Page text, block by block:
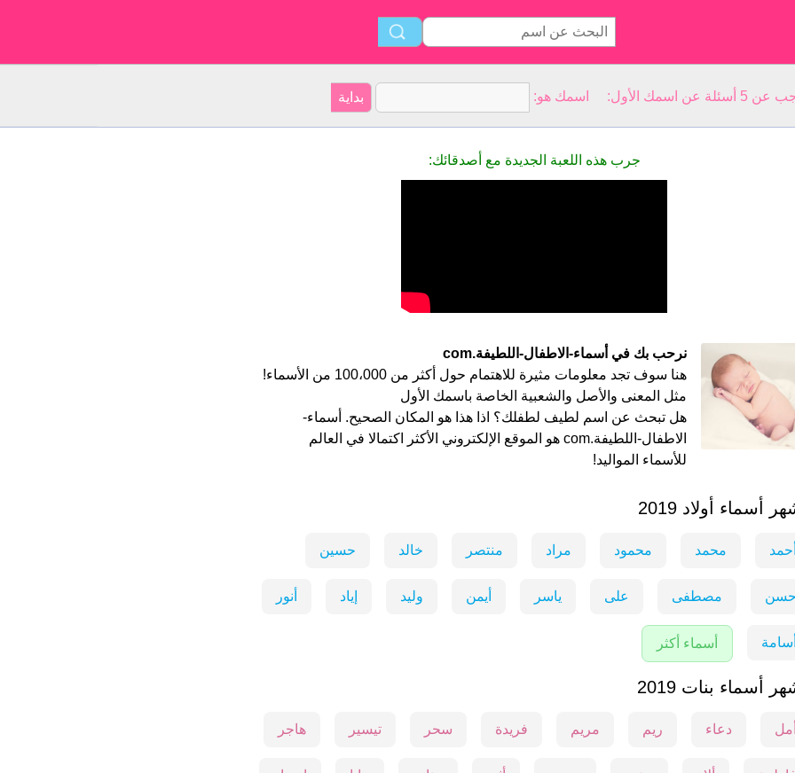
الأول: اسمك هو:
جرب هذه اللعبة الجديدة مع أصدقائك:
نرحب بك في أسماء-الاطفال-اللطيفة.com
هنا سوف تجد معلومات مثيرة للاهتمام حول أكثر من 100،000 من الأسماء!
مثل المعنى والأصل والشعبية الخاصة باسمك الأول
هل تبحث عن اسم لطيف لطفلك؟ اذا هذا هو المكان الصحيح. أسماء-
الاطفال-اللطيفة.com هو الموقع الإلكتروني الأكثر اكتمالا في العالم
للأسماء المواليد!
أسماء أولاد 2019
محمد محمود مراد منتصر خالد حسين
مصطفى على ياسر أيمن وليد إياد أنور
أسماء أكثر
أسماء بنات 2019
دعاء ريم مريم فريدة سحر تيسير هاجر